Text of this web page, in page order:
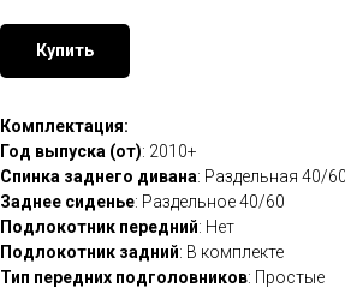
Купить
Комплектация:
Год выпуска (от): 2010+
Спинка заднего дивана: Раздельная 40/
Заднее сиденье: Раздельное 40/60
Подлокотник передний: Нет
Подлокотник задний: В комплекте
Тип передних подголовников: Простые